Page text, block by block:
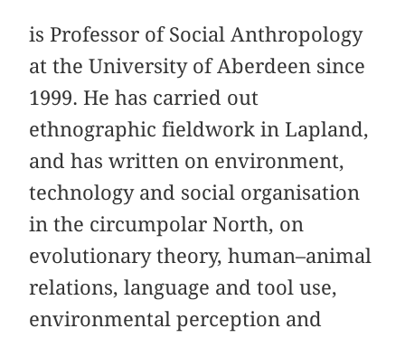
is Professor of Social Anthropology
at the University of Aberdeen since
1999. He has carried out
ethnographic fieldwork in Lapland,
and has written on environment,
technology and social organisation
in the circumpolar North, on
evolutionary theory, human–animal
relations, language and tool use,
environmental perception and